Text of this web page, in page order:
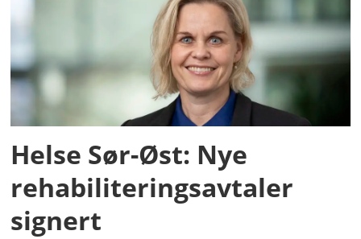
Helse Sør-Øst: Nye
rehabiliteringsavtaler
signert